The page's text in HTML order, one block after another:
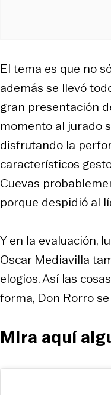
El tema es que no
además se llevó
gran presentación
momento al jurado
disfrutando la
característicos
Cuevas
porque despidió al
Y en la evaluación,
Oscar Mediavilla
elogios. Así las
forma, Don Rorro
Mira aquí